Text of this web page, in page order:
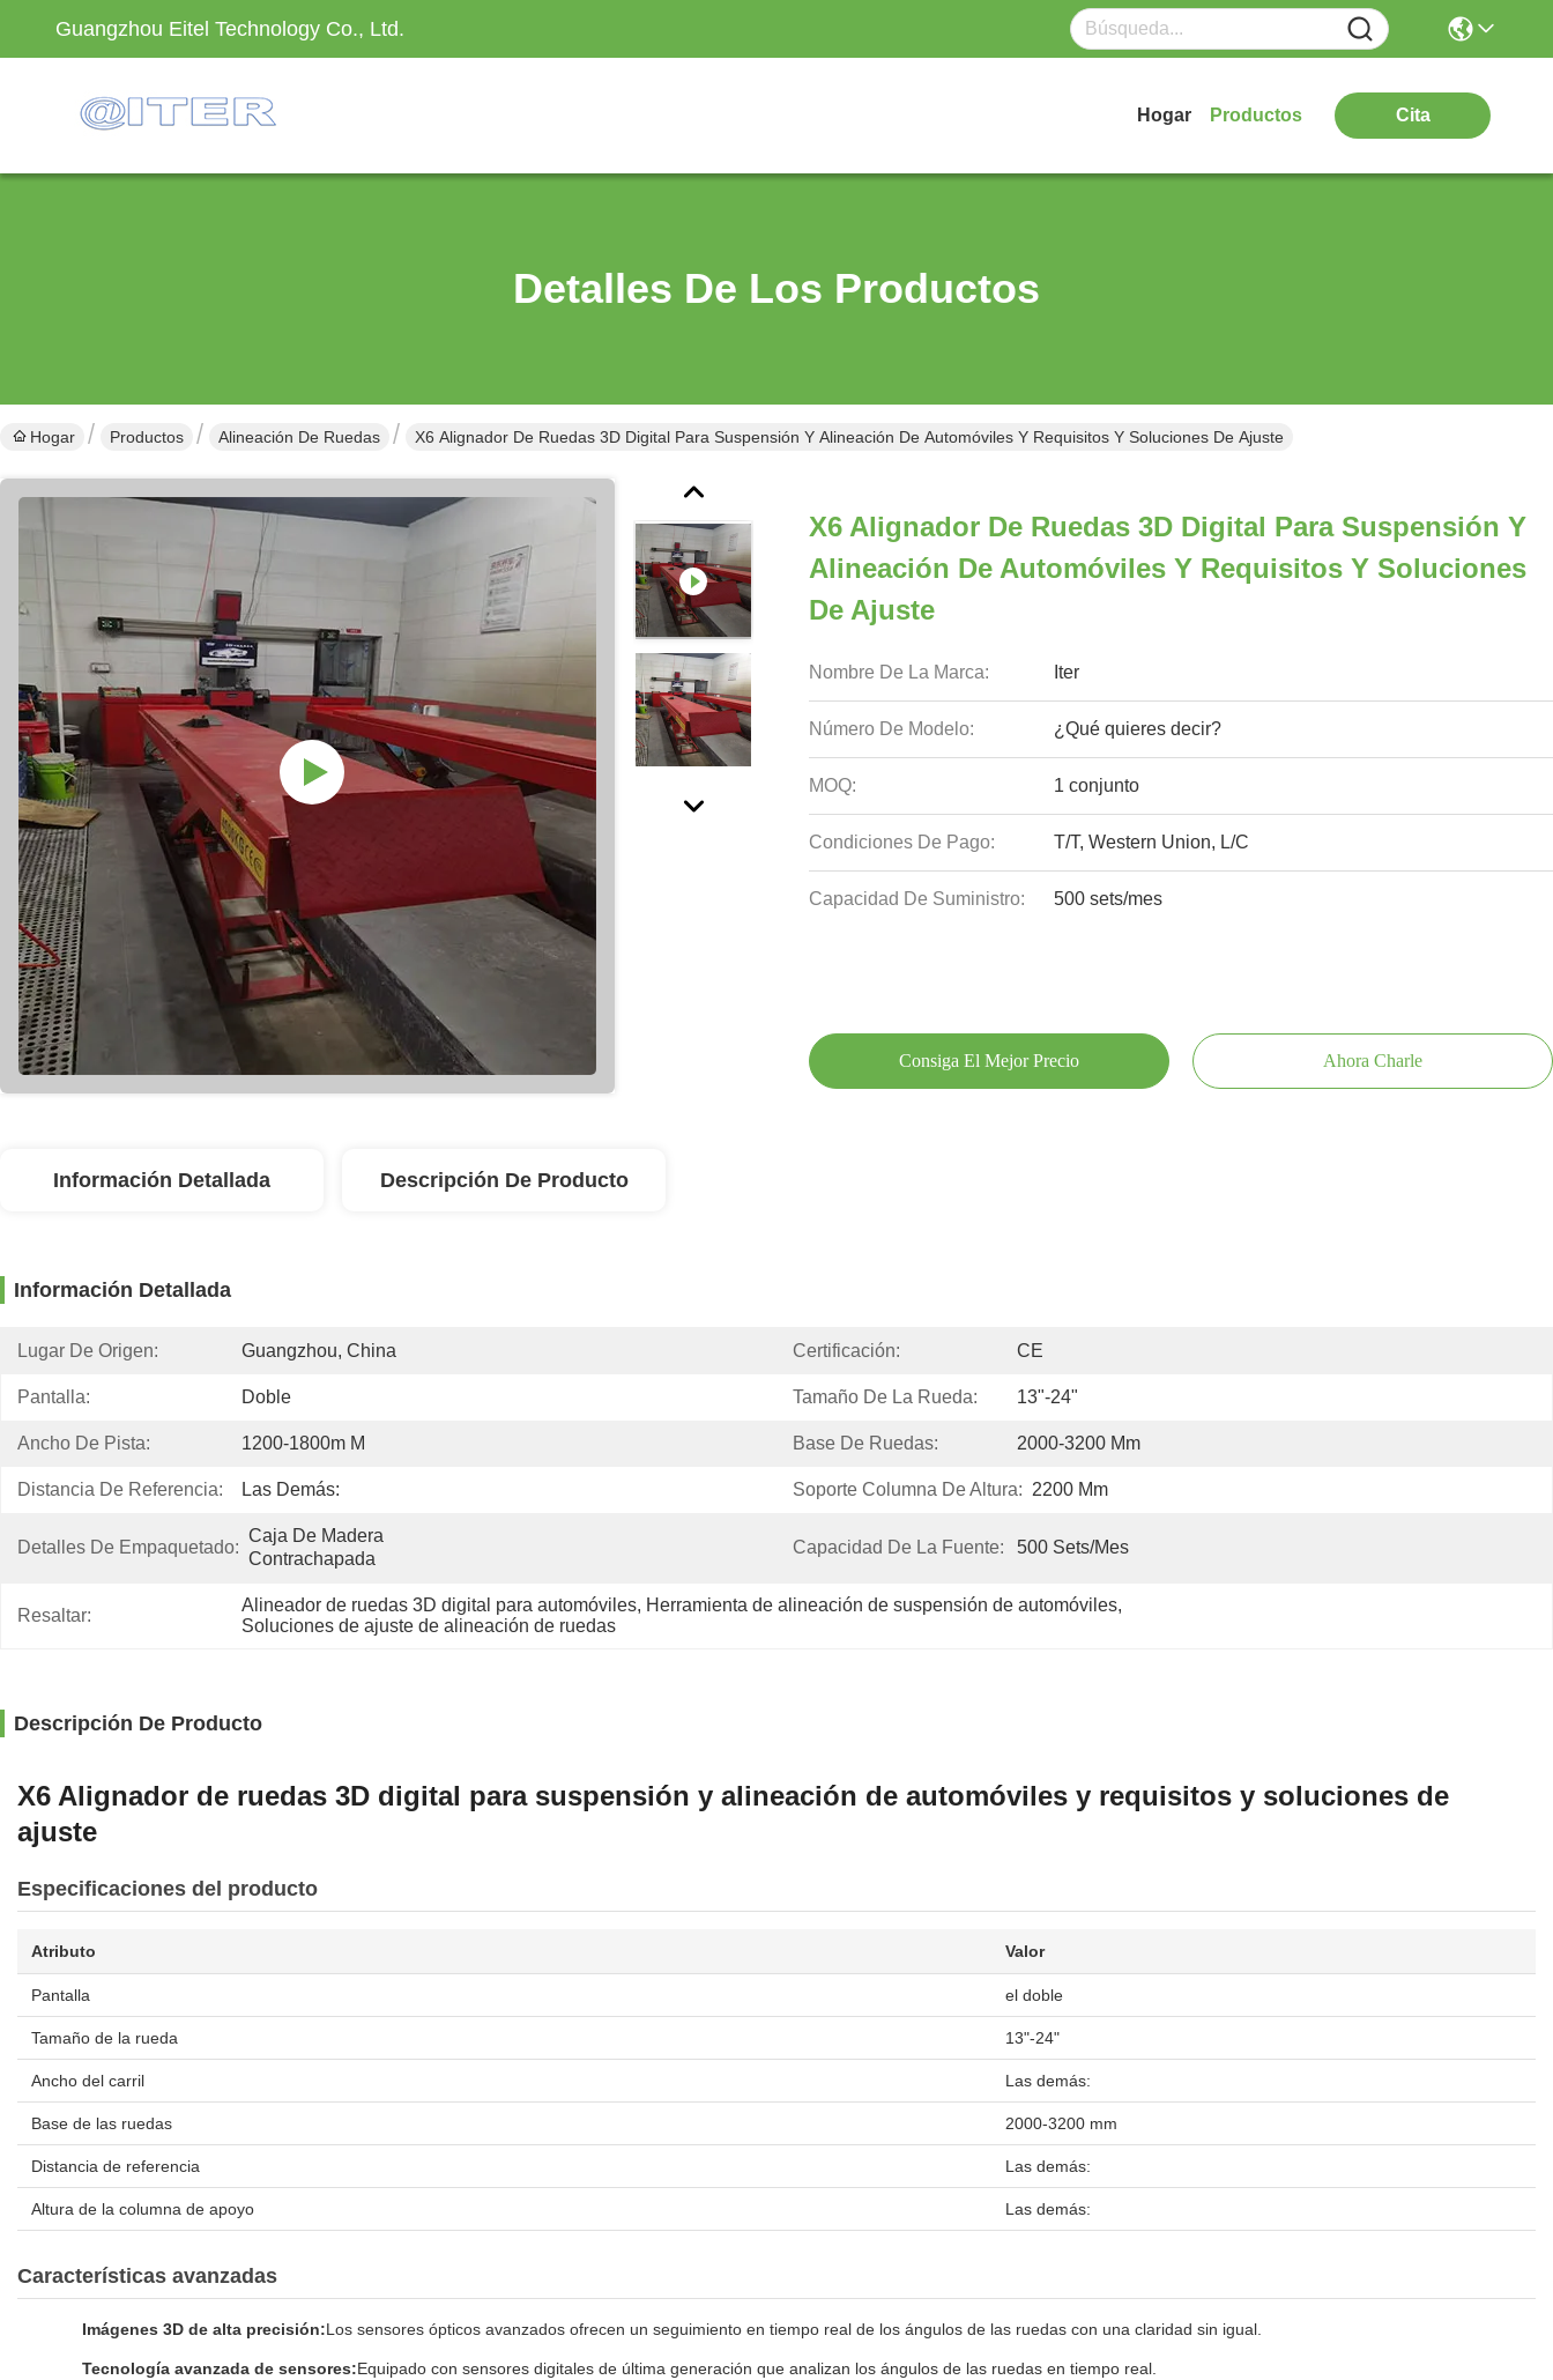
Guangzhou Eitel Technology Co., Ltd.
Hogar Productos Cita
Detalles De Los Productos
Hogar Productos Alineación De Ruedas X6 Alignador De Ruedas 3D Digital Para Suspensión Y Alineación De Automóviles Y Requisitos Y Soluciones De Ajuste
X6 Alignador De Ruedas 3D Digital Para Suspensión Y
Alineación De Automóviles Y Requisitos Y Soluciones
De Ajuste
Nombre De La Marca: Iter
Número De Modelo: ¿Qué quieres decir?
MOQ: 1 conjunto
Condiciones De Pago: T/T, Western Union, L/C
Capacidad De Suministro: 500 sets/mes
Consiga El Mejor Precio Ahora Charle
Información Detallada Descripción De Producto
Información Detallada
Lugar De Origen: Guangzhou, China Certificación: CE
Pantalla: Doble Tamaño De La Rueda: 13"-24"
Ancho De Pista: 1200-1800m M Base De Ruedas: 2000-3200 Mm
Distancia De Referencia: Las Demás: Soporte Columna De Altura: 2200 Mm
Detalles De Empaquetado:
Caja De Madera
Contrachapada
Capacidad De La Fuente: 500 Sets/mes
Resaltar:
Alineador de ruedas 3D digital para automóviles, Herramienta de alineación de suspensión de automóviles,
Soluciones de ajuste de alineación de ruedas
Descripción De Producto
X6 Alignador de ruedas 3D digital para suspensión y alineación de automóviles y requisitos y soluciones de
ajuste
Especificaciones del producto
Atributo Valor
Pantalla el doble
Tamaño de la rueda 13"-24"
Ancho del carril Las demás:
Base de las ruedas 2000-3200 mm
Distancia de referencia Las demás:
Altura de la columna de apoyo Las demás:
Características avanzadas
Imágenes 3D de alta precisión:Los sensores ópticos avanzados ofrecen un seguimiento en tiempo real de los ángulos de las ruedas con una claridad sin igual.
Tecnología avanzada de sensores:Equipado con sensores digitales de última generación que analizan los ángulos de las ruedas en tiempo real.